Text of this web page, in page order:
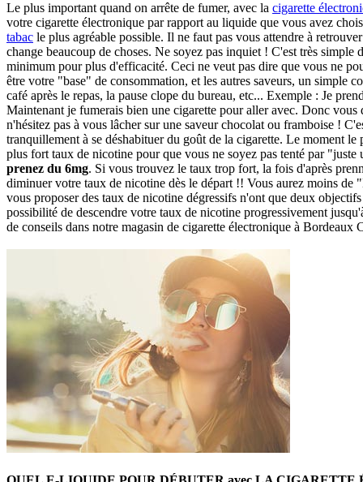
Le plus important quand on arrête de fumer, avec la cigarette
votre cigarette électronique par rapport au liquide que vous avez
tabac le plus agréable possible. Il ne faut pas vous attendre à
change beaucoup de choses. Ne soyez pas inquiet ! C'est très
minimum pour plus d'efficacité. Ceci ne veut pas dire que vous ne
être votre "base" de consommation, et les autres saveurs, un
café après le repas, la pause clope du bureau, etc... Exemple : Je
Maintenant je fumerais bien une cigarette pour aller avec. Donc
n'hésitez pas à vous lâcher sur une saveur chocolat ou framboise !
tranquillement à se déshabituer du goût de la cigarette. Le moment
plus fort taux de nicotine pour que vous ne soyez pas tenté par
prenez du 6mg. Si vous trouvez le taux trop fort, la fois d'après
diminuer votre taux de nicotine dès le départ !! Vous aurez moins
vous proposer des taux de nicotine dégressifs n'ont que deux
possibilité de descendre votre taux de nicotine progressivement
de conseils dans notre magasin de cigarette électronique à Bordeaux